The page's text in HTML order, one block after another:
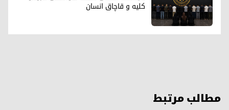
کلیه و قاچاق انسان
مطالب مرتبط